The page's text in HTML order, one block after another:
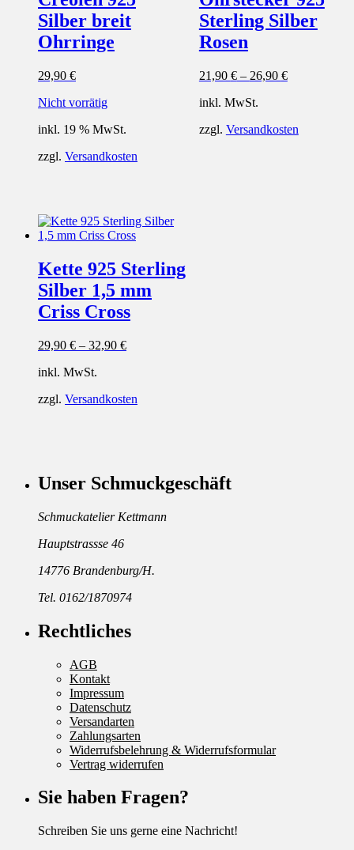
Silber breit
Ohrringe
29,90 €
Nicht vorrätig
inkl. 19 % MwSt.
zzgl. Versandkosten
Sterling Silber
Rosen
21,90 €– 26,90 €
inkl. MwSt.
zzgl. Versandkosten
Kette 925 Sterling
Silber 1,5 mm
Criss Cross
29,90 € – 32,90 €
inkl. MwSt.
zzgl. Versandkosten
Unser Schmuckgeschäft
Schmuckatelier Kettmann
Hauptstrassse 46
14776 Brandenburg/H.
Tel. 0162/1870974
Rechtliches
AGB
Kontakt
Impressum
Datenschutz
Versandarten
Zahlungsarten
Widerrufsbelehrung & Widerrufsformular
Vertrag widerrufen
Sie haben Fragen?
Schreiben Sie uns gerne eine Nachricht!